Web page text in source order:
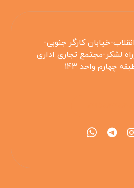
خیابان کارگر جنوبی-
لشکر-مجتمع تجاری اداری
چهارم واحد ۱۴۳